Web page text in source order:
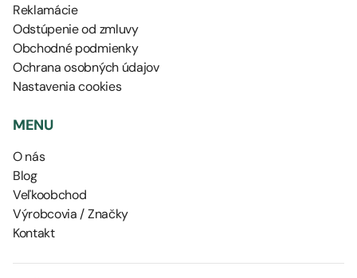
Reklamácie
Odstúpenie od zmluvy
Obchodné podmienky
Ochrana osobných údajov
Nastavenia cookies
MENU
O nás
Blog
Veľkoobchod
Výrobcovia / Značky
Kontakt